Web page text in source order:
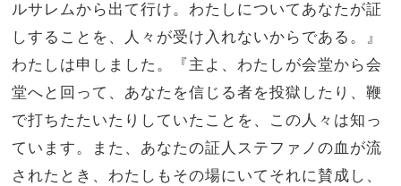
ルサレムから出て行け。わたしについてあなたが証
しすることを、人々が受け入れないからである。』
わたしは申しました。『主よ、わたしが会堂から会
堂へと回って、あなたを信じる者を投獄したり、鞭
で打ちたたいたりしていたことを、この人々は知っ
ています。また、あなたの証人ステファノの血が流
されたとき、わたしもその場にいてそれに賛成し、